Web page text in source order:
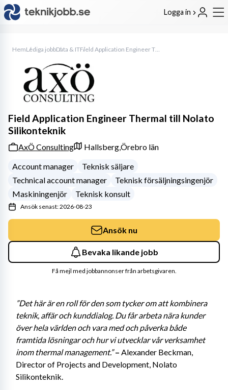
Logga in
HemLediga jobbData & IT Field Application Engineer Thermal till Nolato Silikonteknik
”Det här är en roll för den som tycker om att kombinera
teknik, affär och kunddialog. Du får arbeta nära kunder
över hela världen och vara med och påverka både
framtida lösningar och hur vi utvecklar vår verksamhet
inom thermal management.” – Alexander Beckman,
Director of Projects and Development, Nolato
Silikonteknik.
Field Application Engineer Thermal till Nolato
Silikonteknik
AxÖ Consulting Hallsberg,Örebro län
Account manager
Teknisk säljare
Technical account manager
Teknisk försäljningsingenjör
Maskiningenjör
Teknisk konsult
Ansök senast: 2026-08-23
Ansök nu
Bevaka likande jobb
Få mejl med jobbannonser från arbetsgivaren.